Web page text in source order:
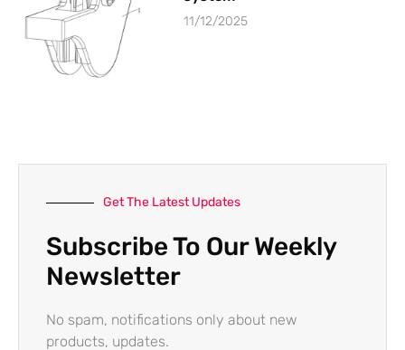
11/12/2025
Get The Latest Updates
Subscribe To Our Weekly
Newsletter
No spam, notifications only about new
products, updates.